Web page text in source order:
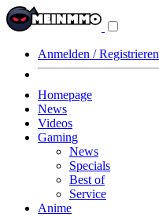
Anmelden / Registrieren
Homepage
News
Videos
Gaming
News
Specials
Best of
Service
Anime